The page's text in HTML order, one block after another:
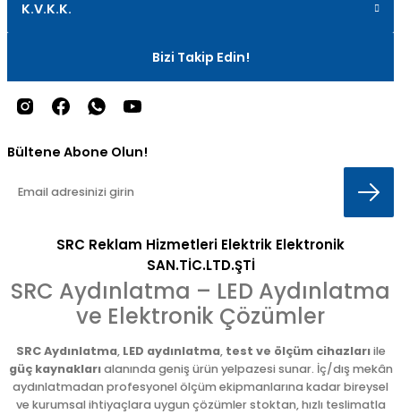
K.V.K.K.
Bizi Takip Edin!
Bültene Abone Olun!
SRC Reklam Hizmetleri Elektrik Elektronik
SAN.TİC.LTD.ŞTİ
SRC Aydınlatma – LED Aydınlatma
ve Elektronik Çözümler
SRC Aydınlatma, LED aydınlatma, test ve ölçüm cihazlarıile
güç kaynaklarıalanında geniş ürün yelpazesi sunar. İç/dış mekân
aydınlatmadan profesyonel ölçüm ekipmanlarına kadar bireysel
ve kurumsal ihtiyaçlara uygun çözümler stoktan, hızlı teslimatla